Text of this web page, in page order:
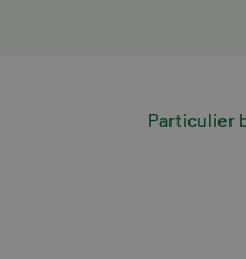
Particulier